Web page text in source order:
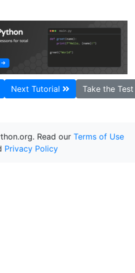
Next Tutorial Take the
Read our Terms of Use
Privacy Policy